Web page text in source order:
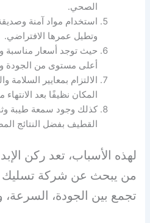
الصحي.
استخدام مواد آمنة
وتطيل عمرها الافتراضي.
حيث توجد أسعار مناسبة
أعلى مستوى من الجودة
الالتزام بمعايير السلامة
المكان نظيفًا بعد
كذلك وجود سمعة طيبة
القطيف بفضل النتائج
لهذه الأسباب، تعد ركن
من يبحث عن شركة تسليك
تجمع بين الجودة،